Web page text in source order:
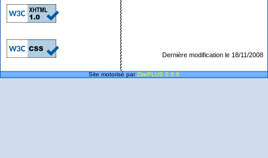
Dernière modification le 18/11/2008
Site motorisé parZitePLUS 0.9.6